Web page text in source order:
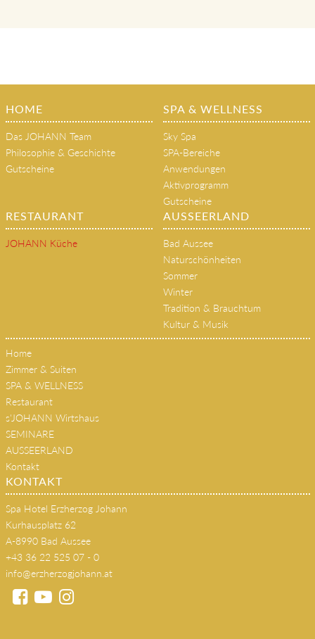
HOME
Das JOHANN Team
Philosophie & Geschichte
Gutscheine
SPA & WELLNESS
Sky Spa
SPA-Bereiche
Anwendungen
Aktivprogramm
Gutscheine
RESTAURANT
JOHANN Küche
AUSSEERLAND
Bad Aussee
Naturschönheiten
Sommer
Winter
Tradition & Brauchtum
Kultur & Musik
Home
Zimmer & Suiten
SPA & WELLNESS
Restaurant
s'JOHANN Wirtshaus
SEMINARE
AUSSEERLAND
Kontakt
KONTAKT
Spa Hotel Erzherzog Johann
Kurhausplatz 62
A-8990 Bad Aussee
+43 36 22 525 07 - 0
info@erzherzogjohann.at